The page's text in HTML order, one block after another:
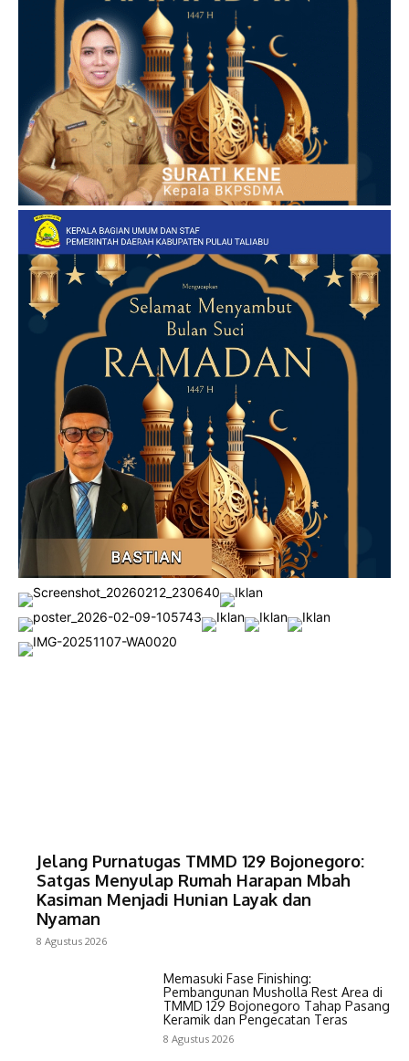
Jelang Purnatugas TMMD 129 Bojonegoro:
Satgas Menyulap Rumah Harapan Mbah
Kasiman Menjadi Hunian Layak dan
Nyaman
8 Agustus 2026
Memasuki Fase Finishing:
Pembangunan Musholla Rest Area di
TMMD 129 Bojonegoro Tahap Pasang
Keramik dan Pengecatan Teras
8 Agustus 2026